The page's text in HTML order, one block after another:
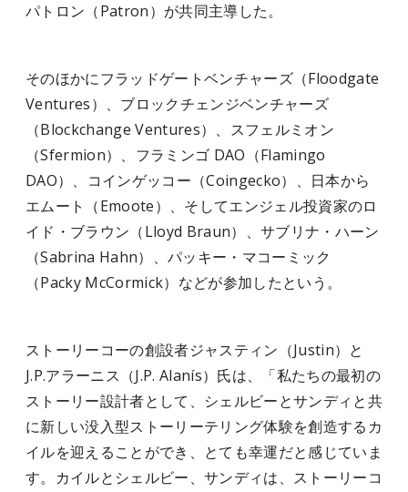
パトロン（Patron）が共同主導した。
そのほかにフラッドゲートベンチャーズ（Floodgate
Ventures）、ブロックチェンジベンチャーズ
（Blockchange Ventures）、スフェルミオン
（Sfermion）、フラミンゴ DAO（Flamingo
DAO）、コインゲッコー（Coingecko）、日本から
エムート（Emoote）、そしてエンジェル投資家のロ
イド・ブラウン（Lloyd Braun）、サブリナ・ハーン
（Sabrina Hahn）、パッキー・マコーミック
（Packy McCormick）などが参加したという。
ストーリーコーの創設者ジャスティン（Justin）と
J.P.アラーニス（J.P. Alanís）氏は、「私たちの最初の
ストーリー設計者として、シェルビーとサンディと共
に新しい没入型ストーリーテリング体験を創造するカ
イルを迎えることができ、とても幸運だと感じていま
す。カイルとシェルビー、サンディは、ストーリーコ